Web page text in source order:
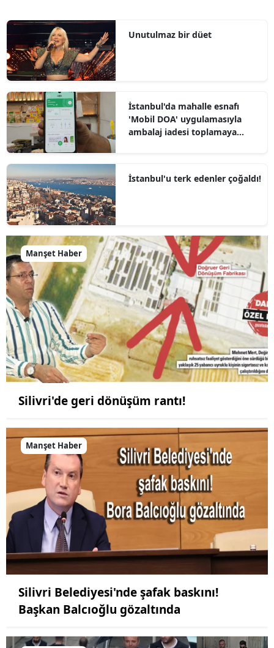
Unutulmaz bir düet
İstanbul'da mahalle esnafı
'Mobil DOA' uygulamasıyla
ambalaj iadesi toplamaya
İstanbul'u terk edenler çoğaldı!
Manşet Haber
Silivri'de geri dönüşüm rantı!
Manşet Haber
Silivri Belediyesi'nde şafak baskını!
Başkan Balcıoğlu gözaltında